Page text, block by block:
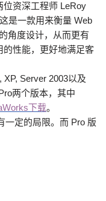
位资深工程师 LeRoy
是一款用来衡量 Web
角度设计，从而更有
的性能，更好地满足客
Server 2003以及
两个版本，其中
下载。
一定的局限。而 Pro 版